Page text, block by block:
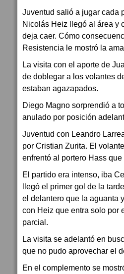
Juventud salió a jugar cada
Nicolás Heiz llegó al área y
deja caer. Cómo
Resistencia le mostró la
La visita con el aporte de
de doblegar a los volantes
estaban agazapados.
Diego Magno sorprendió a
anulado por posición
Juventud con Leandro
por Cristian Zurita. El
enfrentó al portero Hass
El partido era intenso, iba
llegó el primer gol de la
el delantero que la aguanta
con Heiz que entra solo por
parcial.
La visita se adelantó en
que no pudo aprovechar el
En el complemento se